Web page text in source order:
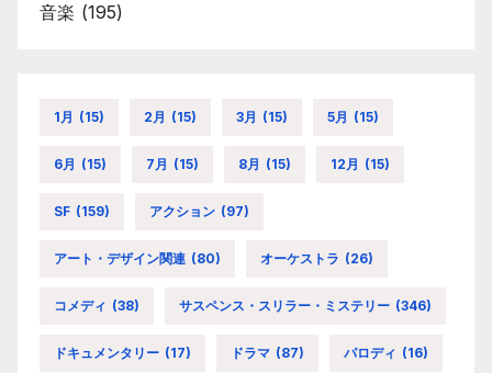
音楽 (195)
1月 (15) 2月 (15) 3月 (15) 5月 (15)
6月 (15) 7月 (15) 8月 (15) 12月 (15)
SF (159) アクション (97)
アート・デザイン関連 (80) オーケストラ (26)
コメディ (38) サスペンス・スリラー・ミステリー (346)
ドキュメンタリー (17) ドラマ (87) パロディ (16)